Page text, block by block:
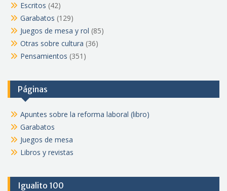
Escritos (42)
Garabatos (129)
Juegos de mesa y rol (85)
Otras sobre cultura (36)
Pensamientos (351)
Páginas
Apuntes sobre la reforma laboral (libro)
Garabatos
Juegos de mesa
Libros y revistas
Igualito 100